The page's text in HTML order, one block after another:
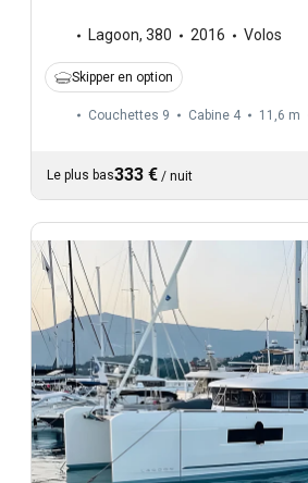
Lagoon, 380 2016 Volos
Skipper en option
Couchettes 9 Cabine 4 11,6 m
Le plus bas333 € / nuit